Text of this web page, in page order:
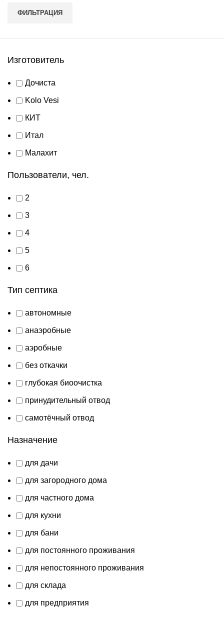
ФИЛЬТРАЦИЯ
Изготовитель
Дочиста
Kolo Vesi
КИТ
Итал
Малахит
Пользователи, чел.
2
3
4
5
6
Тип септика
автономные
анаэробные
аэробные
без откачки
глубокая биоочистка
принудительный отвод
самотёчный отвод
Назначение
для дачи
для загородного дома
для частного дома
для кухни
для бани
для постоянного проживания
для непостоянного проживания
для склада
для предприятия